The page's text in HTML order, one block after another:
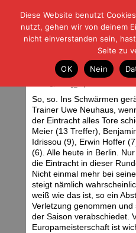
| | |BLOG-GFußball
HOME|REGELN|
26.03.12: Union
Frankfurt
So, so. Ins Schwärmen
Trainer Uwe Neuhaus,
der Eintracht alles Tore
Meier (13 Treffer),
Idrissou (9), Erwin Hoffer
(6). Alle heute in Berlin.
die Eintracht in dieser
Nicht einmal mehr bei
steigt nämlich
weiß wie das ist, so ein
Verletzung genommen
der Saison verabschiedet.
Europameisterschaft ist
Diese Website benutzt
nutzt, gehen wir von deinem
nicht einverstanden sein,
Seite zu
OK
Nein